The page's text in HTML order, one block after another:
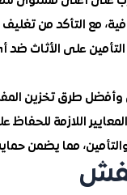
مع التأكد من
على الأثاث ضد
وأفضل طرق تخزين
اللازمة
مما يضمن